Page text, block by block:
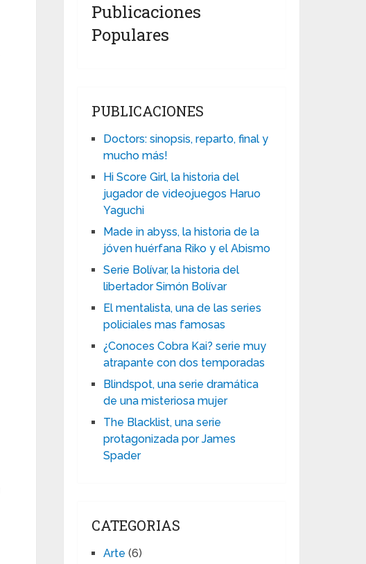
Publicaciones
Populares
PUBLICACIONES
Doctors: sinopsis, reparto, final y
mucho más!
Hi Score Girl, la historia del
jugador de videojuegos Haruo
Yaguchi
Made in abyss, la historia de la
jóven huérfana Riko y el Abismo
Serie Bolívar, la historia del
libertador Simón Bolívar
El mentalista, una de las series
policiales mas famosas
¿Conoces Cobra Kai? serie muy
atrapante con dos temporadas
Blindspot, una serie dramática
de una misteriosa mujer
The Blacklist, una serie
protagonizada por James
Spader
CATEGORIAS
Arte (6)